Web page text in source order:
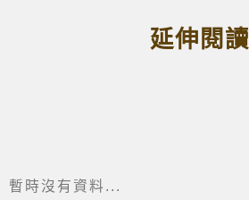
延伸閱讀
暫時沒有資料...